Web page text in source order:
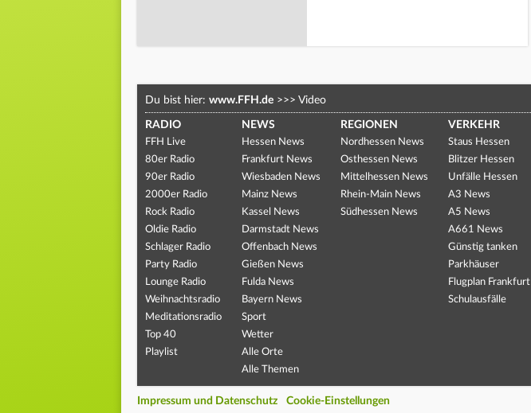
Du bist hier: www.FFH.de >>> Video
RADIO
FFH Live
80er Radio
90er Radio
2000er Radio
Rock Radio
Oldie Radio
Schlager Radio
Party Radio
Lounge Radio
Weihnachtsradio
Meditationsradio
Top 40
Playlist
NEWS
Hessen News
Frankfurt News
Wiesbaden News
Mainz News
Kassel News
Darmstadt News
Offenbach News
Gießen News
Fulda News
Bayern News
Sport
Wetter
Alle Orte
Alle Themen
REGIONEN
Nordhessen News
Osthessen News
Mittelhessen News
Rhein-Main News
Südhessen News
VERKEHR
Staus Hessen
Blitzer Hessen
Unfälle Hessen
A3 News
A5 News
A661 News
Günstig tanken
Parkhäuser
Flugplan Frankfurt
Schulausfälle
Impressum und Datenschutz Cookie-Einstellungen